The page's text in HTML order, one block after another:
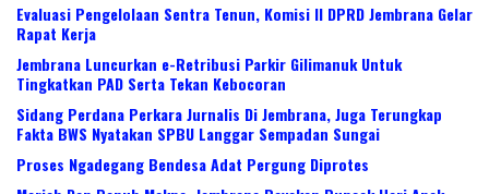
Evaluasi Pengelolaan Sentra Tenun, Komisi II DPRD Jembrana Gelar
Rapat Kerja
Jembrana Luncurkan e-Retribusi Parkir Gilimanuk Untuk
Tingkatkan PAD Serta Tekan Kebocoran
Sidang Perdana Perkara Jurnalis Di Jembrana, Juga Terungkap
Fakta BWS Nyatakan SPBU Langgar Sempadan Sungai
Proses Ngadegang Bendesa Adat Pergung Diprotes